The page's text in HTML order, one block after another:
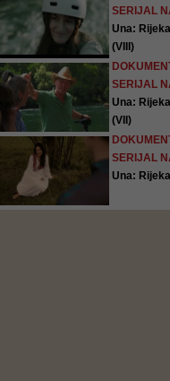
SERIJAL
Una:
(VIII)
SERIJAL
Una:
(VII)
SERIJAL
Una: